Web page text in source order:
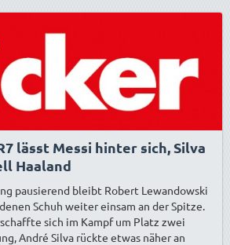
lässt Messi hinter sich, Silva
Haaland
pausierend bleibt Robert Lewandowski
Schuh weiter einsam an der Spitze.
sich im Kampf um Platz zwei
André Silva rückte etwas näher an